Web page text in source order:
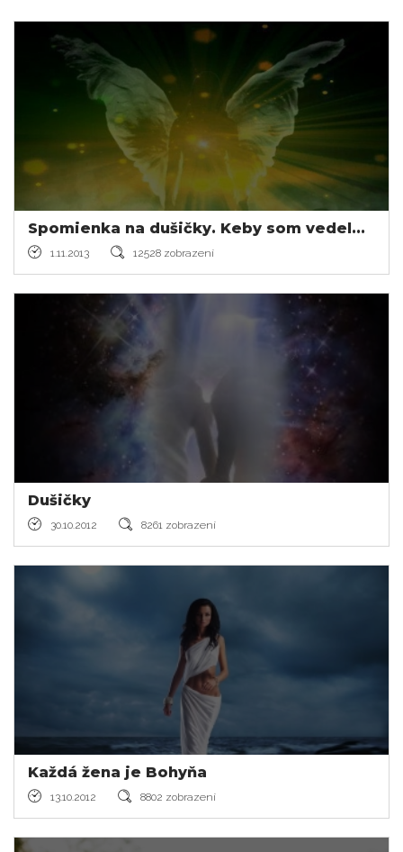
Spomienka na dušičky. Keby som vedel...
1.11.2013 12528 zobrazení
Dušičky
30.10.2012 8261 zobrazení
Každá žena je Bohyňa
13.10.2012 8802 zobrazení